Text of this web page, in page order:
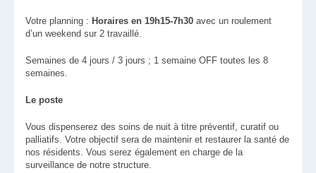
Votre planning : Horaires en 19h15-7h30 avec un roulement
d’un weekend sur 2 travaillé.
Semaines de 4 jours / 3 jours ; 1 semaine OFF toutes les 8
semaines.
Le poste
Vous dispenserez des soins de nuit à titre préventif, curatif ou
palliatifs. Votre objectif sera de maintenir et restaurer la santé de
nos résidents. Vous serez également en charge de la
surveillance de notre structure.